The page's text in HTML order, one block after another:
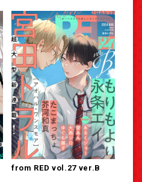
from RED vol.27 ver.B